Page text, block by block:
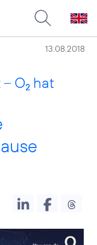
13.08.2018
O2 hat